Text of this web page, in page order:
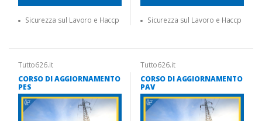
Sicurezza sul Lavoro e Haccp Sicurezza sul Lavoro e Haccp
Tutto626.it
CORSO DI AGGIORNAMENTO
PES
Tutto626.it
CORSO DI AGGIORNAMENTO
PAV